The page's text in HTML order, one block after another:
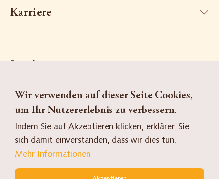
Karriere
Kontakt
Kontaktformular
Wir verwenden auf dieser Seite Cookies,
um Ihr Nutzererlebnis zu verbessern.
Indem Sie auf Akzeptieren klicken, erklären Sie
sich damit einverstanden, dass wir dies tun.
Mehr Informationen